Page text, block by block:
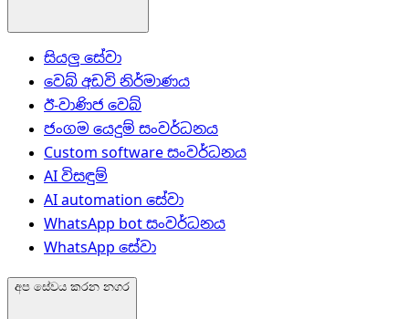
සියලු සේවා
වෙබ් අඩවි නිර්මාණය
ඊ-වාණිජ වෙබ්
ජංගම යෙදුම් සංවර්ධනය
Custom software සංවර්ධනය
AI විසඳුම්
AI automation සේවා
WhatsApp bot සංවර්ධනය
WhatsApp සේවා
අප සේවය කරන නගර